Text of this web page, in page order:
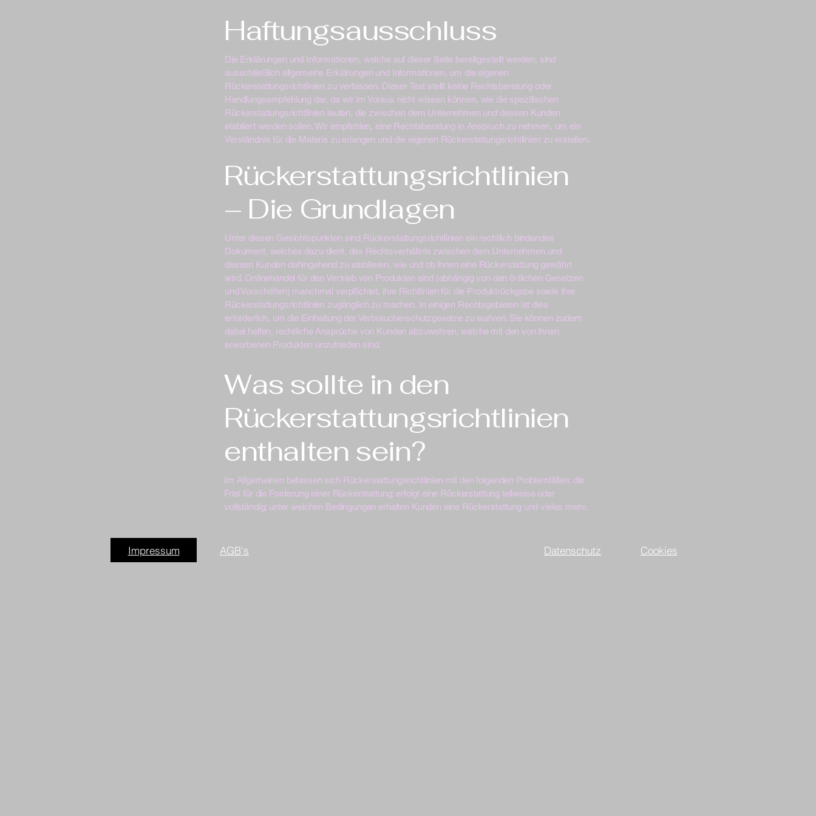
Haftungsausschluss
Die Erklärungen und Informationen, welche auf dieser Seite bereitgestellt werden, sind
ausschließlich allgemeine Erklärungen und Informationen, um die eigenen
Rückerstattungsrichtlinien zu verfassen. Dieser Text stellt keine Rechtsberatung oder
Handlungsempfehlung dar, da wir im Voraus nicht wissen können, wie die spezifischen
Rückerstattungsrichtlinien lauten, die zwischen dem Unternehmen und dessen Kunden
etabliert werden sollen. Wir empfehlen, eine Rechtsberatung in Anspruch zu nehmen, um ein
Verständnis für die Materie zu erlangen und die eigenen Rückerstattungsrichtlinien zu erstellen.
Rückerstattungsrichtlinien
– Die Grundlagen
Unter diesen Gesichtspunkten sind Rückerstattungsrichtlinien ein rechtlich bindendes
Dokument, welches dazu dient, das Rechtsverhältnis zwischen dem Unternehmen und
dessen Kunden dahingehend zu etablieren, wie und ob ihnen eine Rückerstattung gewährt
wird. Onlinehandel für den Vertrieb von Produkten sind (abhängig von den örtlichen Gesetzen
und Vorschriften) manchmal verpflichtet, ihre Richtlinien für die Produktrückgabe sowie ihre
Rückerstattungsrichtlinien zugänglich zu machen. In einigen Rechtsgebieten ist dies
erforderlich, um die Einhaltung der Verbraucherschutzgesetze zu wahren. Sie können zudem
dabei helfen, rechtliche Ansprüche von Kunden abzuwehren, welche mit den von ihnen
erworbenen Produkten unzufrieden sind.
Was sollte in den
Rückerstattungsrichtlinien
enthalten sein?
Im Allgemeinen befassen sich Rückerstattungsrichtlinien mit den folgenden Problemfällen: die
Frist für die Forderung einer Rückerstattung; erfolgt eine Rückerstattung teilweise oder
vollständig; unter welchen Bedingungen erhalten Kunden eine Rückerstattung und vieles mehr.
Impressum AGB's Datenschutz Cookies